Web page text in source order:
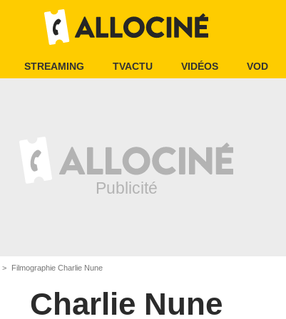
STREAMING TVACTU VIDÉOS VOD
Filmographie Charlie Nune
Charlie Nune